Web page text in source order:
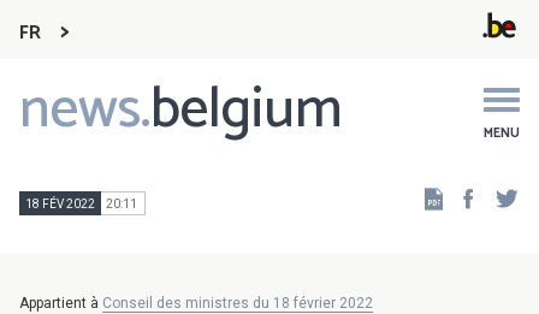
FR
news.belgium MENU
Main
navigation
18 FÉV 2022 20:11
Appartient à Conseil des ministres du 18 février 2022